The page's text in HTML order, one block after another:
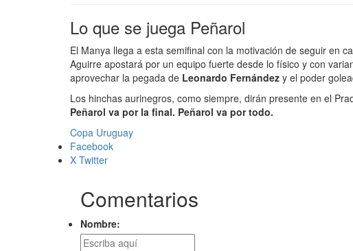
Lo que se juega Peñarol
El Manya llega a esta semifinal con la motivación de seguir en
Aguirre apostará por un equipo fuerte desde lo físico y con
aprovechar la pegada de Leonardo Fernández y el poder
Los hinchas aurinegros, como siempre, dirán presente en el
Peñarol va por la final. Peñarol va por todo.
Copa Uruguay
Facebook
X Twitter
Comentarios
Nombre: